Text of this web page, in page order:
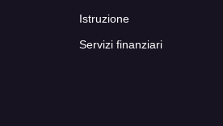
Istruzione
Servizi finanziari